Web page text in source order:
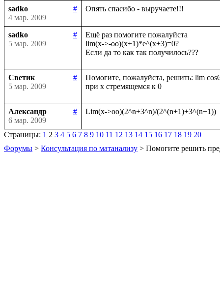
sadko
#
4 мар. 2009
sadko
#
5 мар. 2009
Ещё раз помогите пожалуйста
lim(x->-oo)(x+1)*e^(x+3)=0?
Светик
#
5 мар. 2009
Помогите, пожалуйста, решить: lim
Александр
#
6 мар. 2009
Страницы: 1 2 3 4 5 6 7 8 9 10 11 12 13 14 15 16 17 18 19 20
Форумы > Консультация по матанализу > Помогите решить